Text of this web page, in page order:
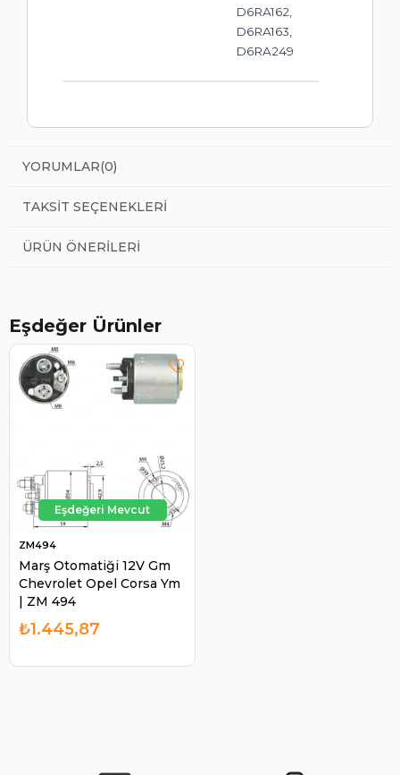
D6RA162,
D6RA163,
D6RA249
YORUMLAR(0)
TAKSIT SEÇENEKLERI
ÜRÜN ÖNERILERI
Eşdeğer Ürünler
Marş Otomatiği 12V Gm
Chevrolet Opel Corsa Ym
| ZM 494
ZM494
₺1.445,87